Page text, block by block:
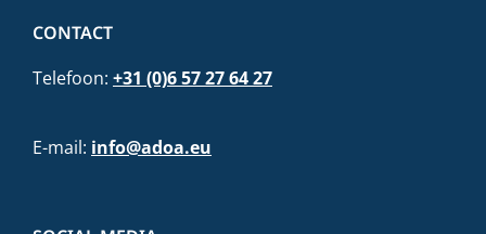
CONTACT
Telefoon: +31 (0)6 57 27 64 27
E-mail: info@adoa.eu